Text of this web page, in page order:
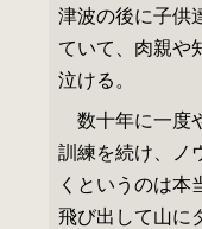
津波の後に子供
ていて、肉親や
泣ける。
数十年に一度
訓練を続け、ノ
くというのは
飛び出して山